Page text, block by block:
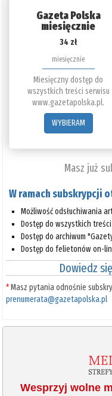
Gazeta Polska
miesięcznie
34 zł
miesięcznie
Miesięczny dostęp do
wszystkich treści serwisu
www.gazetapolska.pl.
WYBIERAM
Masz już
W ramach subskrypcji
Możliwość odsłuchiwania
Dostęp do wszystkich
Dostęp do archiwum
Dostęp do felietonów on-
Dowiedz
*Masz pytania odnośnie
prenumerata@gazetapolska.pl
Wesprzyj wolne